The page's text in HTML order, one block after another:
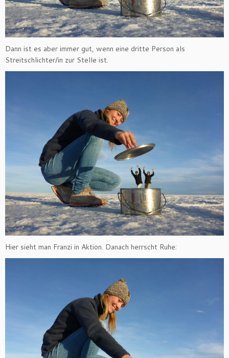
Dann ist es aber immer gut, wenn eine dritte Person als
Streitschlichter/in zur Stelle ist.
Hier sieht man Franzi in Aktion. Danach herrscht Ruhe: